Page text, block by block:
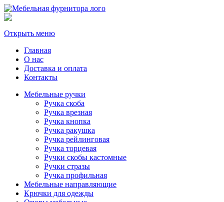
Открыть меню
Главная
О нас
Доставка и оплата
Контакты
Мебельные ручки
Ручка скоба
Ручка врезная
Ручка кнопка
Ручка ракушка
Ручка рейлинговая
Ручка торцевая
Ручки скобы кастомные
Ручки стразы
Ручка профильная
Мебельные направляющие
Крючки для одежды